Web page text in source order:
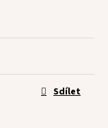
Sdílet